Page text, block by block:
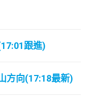
跟進)
方向(17:18最新)